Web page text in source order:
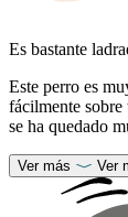
Es bastante
Este perro es
fácilmente sobre
se ha quedado
Ver más Ver